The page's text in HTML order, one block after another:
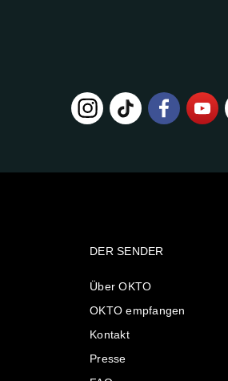
DER SENDER
Über OKTO
OKTO empfangen
Kontakt
Presse